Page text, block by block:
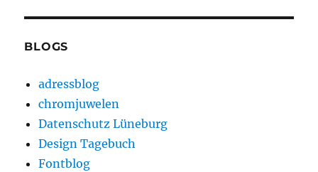
BLOGS
adressblog
chromjuwelen
Datenschutz Lüneburg
Design Tagebuch
Fontblog